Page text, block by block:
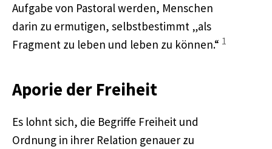
Aufgabe von Pastoral werden, Menschen
darin zu ermutigen, selbstbestimmt „als
Fragment zu leben und leben zu können.“ 1
Aporie der Freiheit
Es lohnt sich, die Begriffe Freiheit und
Ordnung in ihrer Relation genauer zu